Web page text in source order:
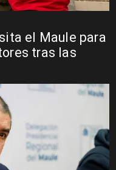
el Maule para
tras las